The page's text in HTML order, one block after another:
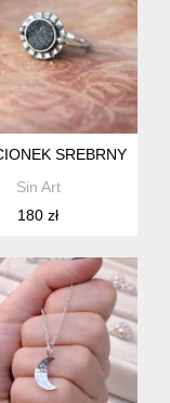
, BIŻUTERIA
SREBRNY 925
Sin Art
180 zł